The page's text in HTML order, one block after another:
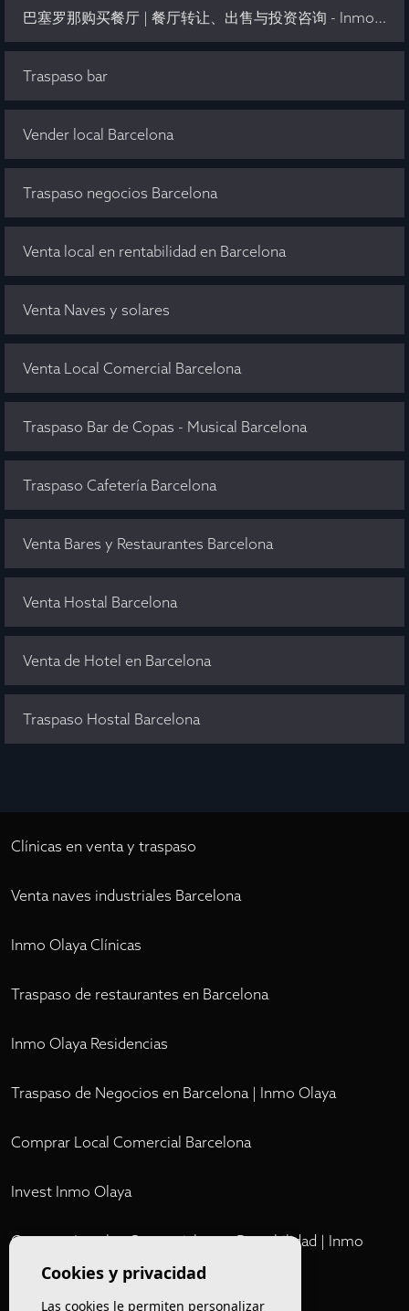
巴塞罗那购买餐厅 | 餐厅转让、出售与投资咨询 - Inmo Olaya
Traspaso bar
Vender local Barcelona
Traspaso negocios Barcelona
Venta local en rentabilidad en Barcelona
Venta Naves y solares
Venta Local Comercial Barcelona
Traspaso Bar de Copas - Musical Barcelona
Traspaso Cafetería Barcelona
Venta Bares y Restaurantes Barcelona
Venta Hostal Barcelona
Venta de Hotel en Barcelona
Traspaso Hostal Barcelona
Clínicas en venta y traspaso
Venta naves industriales Barcelona
Inmo Olaya Clínicas
Traspaso de restaurantes en Barcelona
Inmo Olaya Residencias
Traspaso de Negocios en Barcelona | Inmo Olaya
Comprar Local Comercial Barcelona
Invest Inmo Olaya
Comprar Locales Comerciales en Rentabilidad | Inmo
OlayaCookies y privacidad
Las cookies le permiten personalizar